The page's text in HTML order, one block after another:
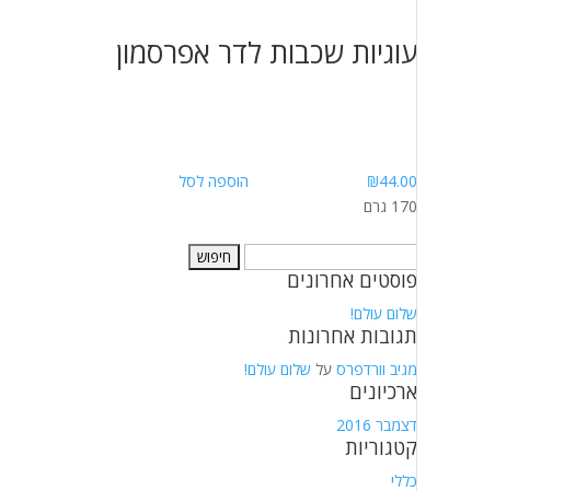
עוגיות שכבות לדר אפרסמון
₪44.00
הוספה לסל
170 גרם
פוסטים אחרונים
שלום עולם!
תגובות אחרונות
מגיב וורדפרס על שלום עולם!
ארכיונים
דצמבר 2016
קטגוריות
כללי